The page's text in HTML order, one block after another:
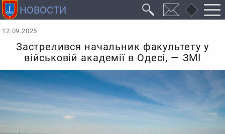
12.09.2025
Застрелився начальник факультету у
військовій академії в Одесі, — ЗМІ